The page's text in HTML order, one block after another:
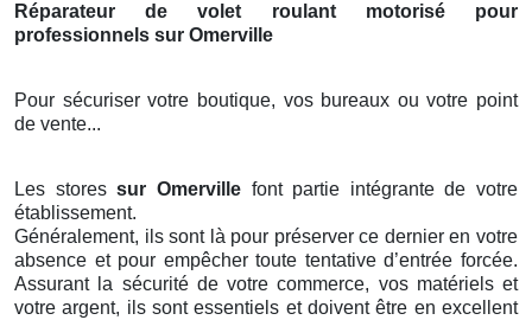
Réparateur de volet roulant motorisé pour
professionnels sur Omerville
Pour sécuriser votre boutique, vos bureaux ou votre point
de vente...
Les storessur Omerville font partie intégrante de votre
établissement.
Généralement, ils sont là pour préserver ce dernier en votre
absence et pour empêcher toute tentative d’entrée forcée.
Assurant la sécurité de votre commerce, vos matériels et
votre argent, ils sont essentiels et doivent être en excellent